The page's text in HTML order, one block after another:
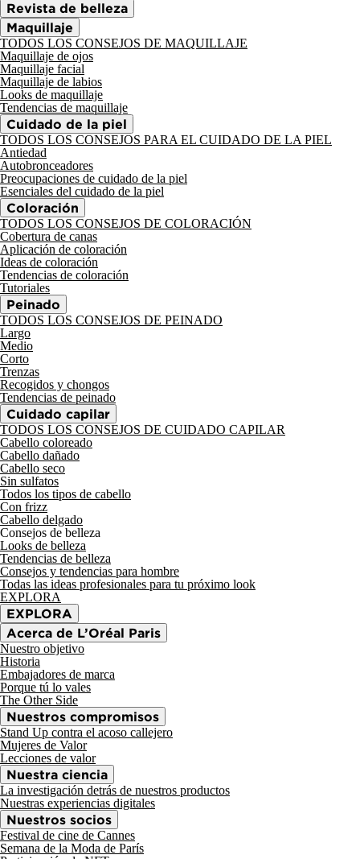
Revista de belleza
Maquillaje
TODOS LOS CONSEJOS DE MAQUILLAJE
Maquillaje de ojos
Maquillaje facial
Maquillaje de labios
Looks de maquillaje
Tendencias de maquillaje
Cuidado de la piel
TODOS LOS CONSEJOS PARA EL CUIDADO DE LA PIEL
Antiedad
Autobronceadores
Preocupaciones de cuidado de la piel
Esenciales del cuidado de la piel
Coloración
TODOS LOS CONSEJOS DE COLORACIÓN
Cobertura de canas
Aplicación de coloración
Ideas de coloración
Tendencias de coloración
Tutoriales
Peinado
TODOS LOS CONSEJOS DE PEINADO
Largo
Medio
Corto
Trenzas
Recogidos y chongos
Tendencias de peinado
Cuidado capilar
TODOS LOS CONSEJOS DE CUIDADO CAPILAR
Cabello coloreado
Cabello dañado
Cabello seco
Sin sulfatos
Todos los tipos de cabello
Con frizz
Cabello delgado
Consejos de belleza
Looks de belleza
Tendencias de belleza
Consejos y tendencias para hombre
Todas las ideas profesionales para tu próximo look
EXPLORA
EXPLORA
Acerca de L’Oréal Paris
Nuestro objetivo
Historia
Embajadores de marca
Porque tú lo vales
The Other Side
Nuestros compromisos
Stand Up contra el acoso callejero
Mujeres de Valor
Lecciones de valor
Nuestra ciencia
La investigación detrás de nuestros productos
Nuestras experiencias digitales
Nuestros socios
Festival de cine de Cannes
Semana de la Moda de París